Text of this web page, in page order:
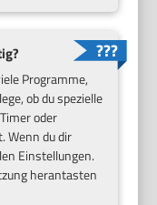
Programme,
ob du spezielle
oder
Wenn du dir
Einstellungen.
herantasten